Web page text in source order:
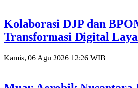
Kolaborasi DJP dan
Transformasi Digital
Kamis, 06 Agu 2026 12:26 WIB